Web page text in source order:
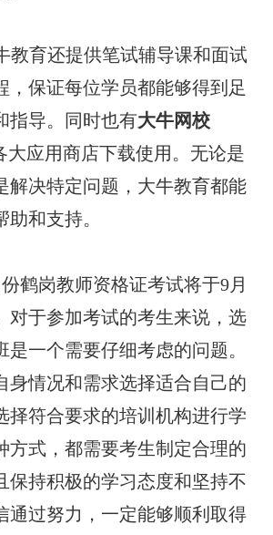
教育还提供笔试辅导课和面试
，保证每位学员都能够得到足
指导。同时也有大牛网校
大应用商店下载使用。无论是
解决特定问题，大牛教育都能
和支持。
鹤岗教师资格证考试将于9月
对于参加考试的考生来说，选
是一个需要仔细考虑的问题。
身情况和需求选择适合自己的
择符合要求的培训机构进行学
方式，都需要考生制定合理的
保持积极的学习态度和坚持不
通过努力，一定能够顺利取得